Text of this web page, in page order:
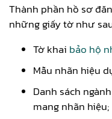
Thành phần hồ sơ
những giấy tờ như
Tờ khai bảo hộ
Mẫu nhãn hiệu
Danh sách
mang nhãn hiệu;